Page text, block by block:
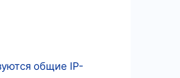
общие IP-